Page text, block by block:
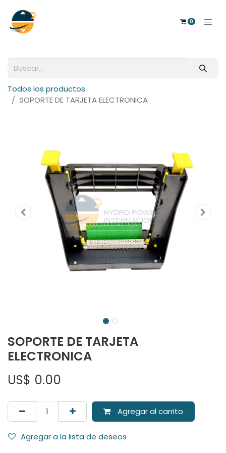
0
Todos los productos
SOPORTE DE TARJETA ELECTRONICA
SOPORTE DE TARJETA
ELECTRONICA
US$ 0.00
Agregar al carrito
Agregar a la lista de deseos